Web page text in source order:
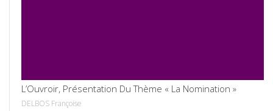
L’Ouvroir, Présentation Du Thème « La Nomination »
DELBOS Françoise